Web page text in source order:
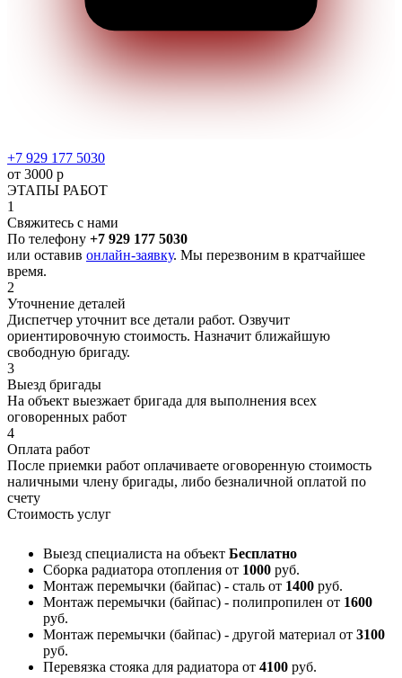
+7 929 177 5030
от 3000 р
ЭТАПЫ РАБОТ
1
Свяжитесь с нами
По телефону +7 929 177 5030
или оставив онлайн-заявку. Мы перезвоним в кратчайшее
время.
2
Уточнение деталей
Диспетчер уточнит все детали работ. Озвучит
ориентировочную стоимость. Назначит ближайшую
свободную бригаду.
3
Выезд бригады
На объект выезжает бригада для выполнения всех
оговоренных работ
4
Оплата работ
После приемки работ оплачиваете оговоренную стоимость
наличными члену бригады, либо безналичной оплатой по
счету
Стоимость услуг
Выезд специалиста на объект Бесплатно
Сборка радиатора отопления от 1000 руб.
Монтаж перемычки (байпас) - сталь от 1400 руб.
Монтаж перемычки (байпас) - полипропилен от 1600
руб.
Монтаж перемычки (байпас) - другой материал от 3100
руб.
Перевязка стояка для радиатора от 4100 руб.